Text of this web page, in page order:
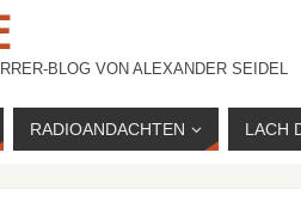
BLOG VON ALEXANDER SEIDEL
RADIOANDACHTEN LACH